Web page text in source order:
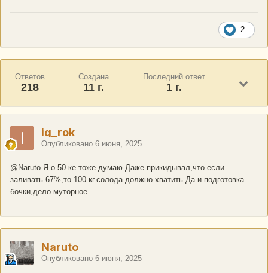
2
Ответов
218
Создана
11 г.
Последний ответ
1 г.
ig_rok
Опубликовано 6 июня, 2025
@Naruto Я о 50-ке тоже думаю.Даже прикидывал,что если
заливать 67%,то 100 кг.солода должно хватить.Да и подготовка
бочки,дело муторное.
Naruto
Опубликовано 6 июня, 2025